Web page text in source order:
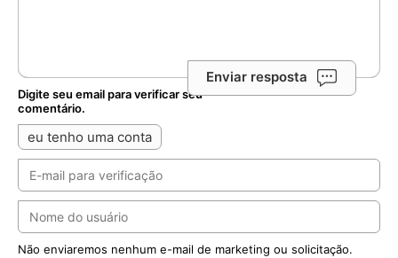
Enviar resposta
Digite seu email para verificar seu
comentário.
eu tenho uma conta
Não enviaremos nenhum e-mail de marketing ou solicitação.